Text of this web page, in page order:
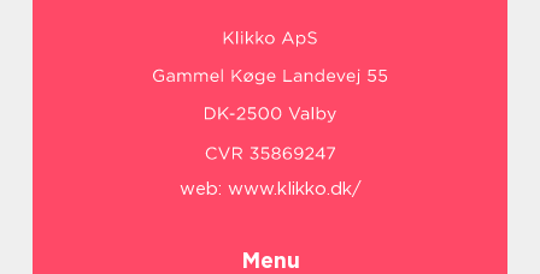
web: www.klikko.dk/
Menu